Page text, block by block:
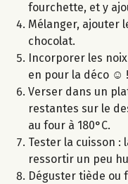
fourchette, et y
Mélanger, ajouter
chocolat.
Incorporer les
en pour la déco ☺
Verser dans un
restantes sur le
au four à 180°C.
Tester la cuisson :
ressortir un peu
Déguster tiède ou